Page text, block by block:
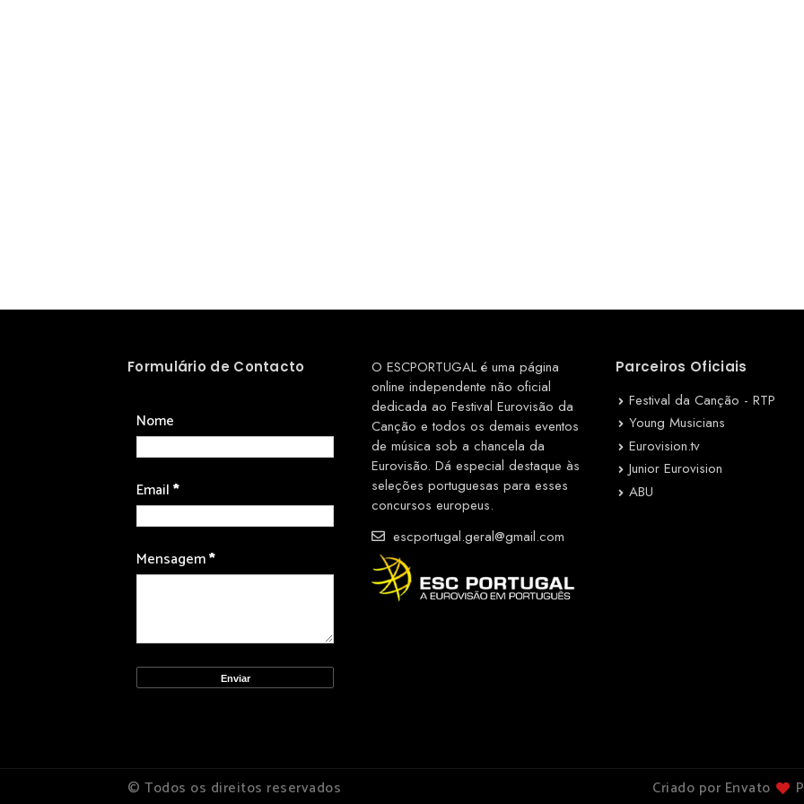
Formulário de Contacto
Nome
Email*
Mensagem*
O ESCPORTUGAL é uma página
online independente não oficial
dedicada ao Festival Eurovisão da
Canção e todos os demais eventos
de música sob a chancela da
Eurovisão. Dá especial destaque às
seleções portuguesas para esses
concursos europeus.
escportugal.geral@gmail.com
Parceiros Oficiais
Festival da Canção - RTP
Young Musicians
Eurovision.tv
Junior Eurovision
ABU
© Todos os direitos reservados Criado por Envato